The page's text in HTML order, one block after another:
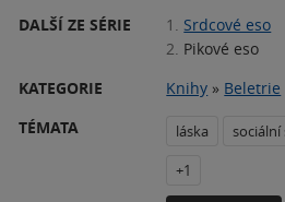
DALŠÍ ZE SÉRIE
1. Srdcové eso
2. Pikové eso
KATEGORIE
Knihy » Beletrie
TÉMATA
láska sociální
+1